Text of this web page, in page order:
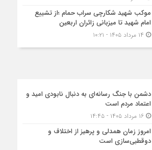
موکب شهید شکارچی سراب حمام ؛از تشییع
امام شهید تا میزبانی زائران اربعین
دشمن با جنگ رسانه‌ای به دنبال نابودی امید و
اعتماد مردم است
۱۶ مرداد ۱۴۰۵ - ۱۴:۴۵
امروز زمان همدلی و پرهیز از اختلاف و
دوقطبی‌سازی است